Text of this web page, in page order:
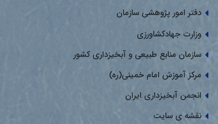
دفتر امور پژوهشی سازمان
وزارت جهادکشاورزی
سازمان منابع طبیعی و آبخیزداری کشور
مرکز آموزش امام خمینی(ره)
انجمن آبخیزداری ایران
نقشه ی سایت